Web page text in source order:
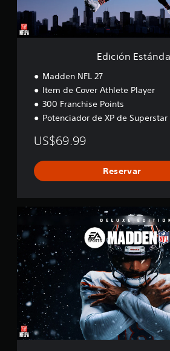
n
d
Edición
Madden NFL 27
Item de Cover Athlete Player
300 Franchise Points
Potenciador de XP de Superstar
US$69.99
Reservar
i
i
ó
n
D
e
u
x
e